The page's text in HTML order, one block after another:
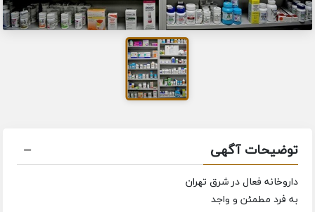
توضیحات آگهی
داروخانه فعال در شرق تهران
به فرد مطمئن و واجد